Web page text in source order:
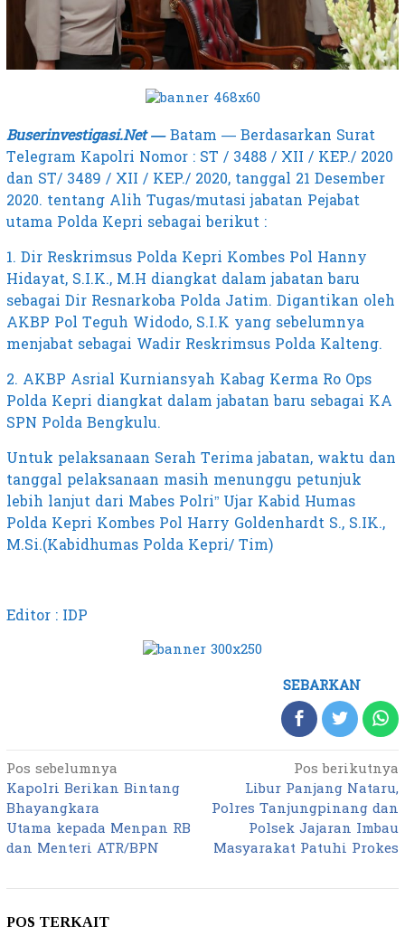
Buserinvestigasi.Net —Batam — Berdasarkan Surat
Telegram Kapolri Nomor : ST / 3488 / XII / KEP./ 2020
dan ST/ 3489 / XII / KEP./ 2020, tanggal 21 Desember
2020. tentang Alih Tugas/mutasi jabatan Pejabat
utama Polda Kepri sebagai berikut :
1. Dir Reskrimsus Polda Kepri Kombes Pol Hanny
Hidayat, S.I.K., M.H diangkat dalam jabatan baru
sebagai Dir Resnarkoba Polda Jatim. Digantikan oleh
AKBP Pol Teguh Widodo, S.I.K yang sebelumnya
menjabat sebagai Wadir Reskrimsus Polda Kalteng.
2. AKBP Asrial Kurniansyah Kabag Kerma Ro Ops
Polda Kepri diangkat dalam jabatan baru sebagai KA
SPN Polda Bengkulu.
Untuk pelaksanaan Serah Terima jabatan, waktu dan
tanggal pelaksanaan masih menunggu petunjuk
lebih lanjut dari Mabes Polri” Ujar Kabid Humas
Polda Kepri Kombes Pol Harry Goldenhardt S., S.IK.,
M.Si.(Kabidhumas Polda Kepri/ Tim)
Editor : IDP
SEBARKAN
Navigasi
pos
Pos sebelumnya
Kapolri Berikan Bintang
Bhayangkara
Utama kepada Menpan RB
dan Menteri ATR/BPN
Pos berikutnya
Libur Panjang Nataru,
Polres Tanjungpinang dan
Polsek Jajaran Imbau
Masyarakat Patuhi Prokes
POS TERKAIT